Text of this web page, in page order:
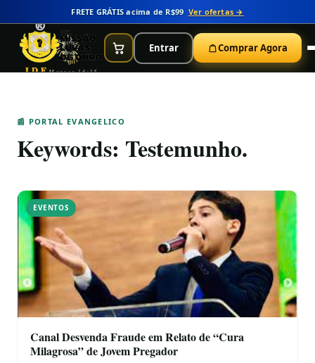
FRETE GRÁTIS acima de R$99 Ver ofertas →
IDEMarcos 16:15
Entrar Comprar Agora
📰 PORTAL EVANGELICO
Keywords: Testemunho.
EVENTOS
Canal Desvenda Fraude em Relato de “Cura
Milagrosa” de Jovem Pregador